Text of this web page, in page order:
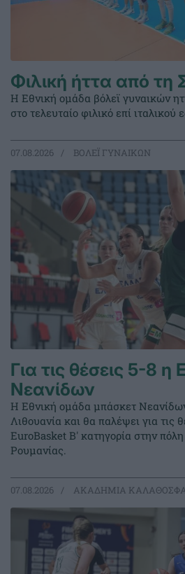
Φιλική ήττα από τη
Η Εθνική ομάδα βόλεϊ γυναικών
στο τελευταίο φιλικό επί ιταλικού
07.08.2026 ΒΟΛΕΪ ΓΥΝΑΙΚΩΝ
Για τις θέσεις 5-8 η
Νεανίδων
Η Εθνική ομάδα μπάσκετ
Λιθουανία και θα παλέψει για τις
EuroBasket Β' κατηγορία στην
Ρουμανίας.
07.08.2026 ΑΚΑΔΗΜΙΑ